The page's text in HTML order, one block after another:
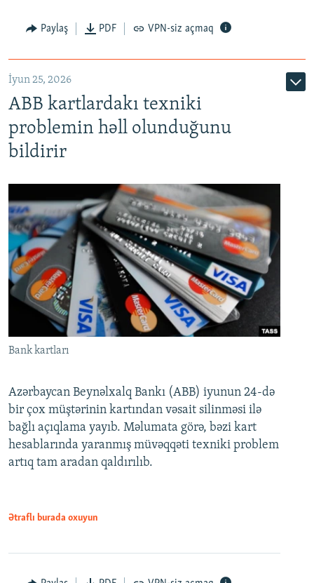
Auto 240p 360p 480p
720p 1080p
Paylaş PDF VPN-siz açmaq
İyun 25, 2026
ABB kartlardakı texniki
problemin həll olunduğunu
bildirir
Bank kartları
Azərbaycan Beynəlxalq Bankı (ABB) iyunun 24-də
bir çox müştərinin kartından vəsait silinməsi ilə
bağlı açıqlama yayıb. Məlumata görə, bəzi kart
hesablarında yaranmış müvəqqəti texniki problem
artıq tam aradan qaldırılıb.
Ətraflı burada oxuyun